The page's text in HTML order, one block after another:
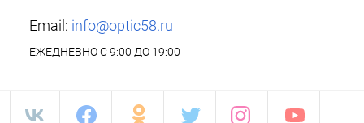
Email: info@optic58.ru
ЕЖЕДНЕВНО С 9:00 ДО 19:00